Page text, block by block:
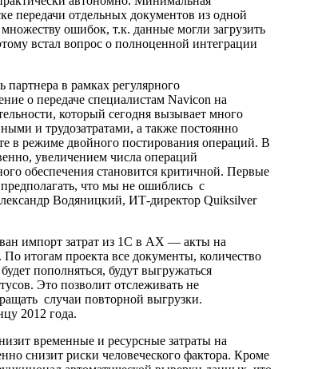
передачи отдельных документов из одной
ошибок, т.к. данные могли загрузить
встал вопрос о полноценной интеграции
в рамках регулярного
о передаче специалистам Navicon на
который сегодня вызывает много
и трудозатратами, а также постоянно
в режиме двойного постирования операций. В
увеличением числа операций
обеспечения становится критичной. Первые
что мы не ошиблись с
Водяницкий, ИТ-директор Quiksilver
импорт затрат из 1С в АХ — акты на
итогам проекта все документы, количество
пополняться, будут выгружаться
Это позволит отслеживать не
случаи повторной выгрузки.
2012 года.
временные и ресурсные затраты на
снизит риски человеческого фактора. Кроме